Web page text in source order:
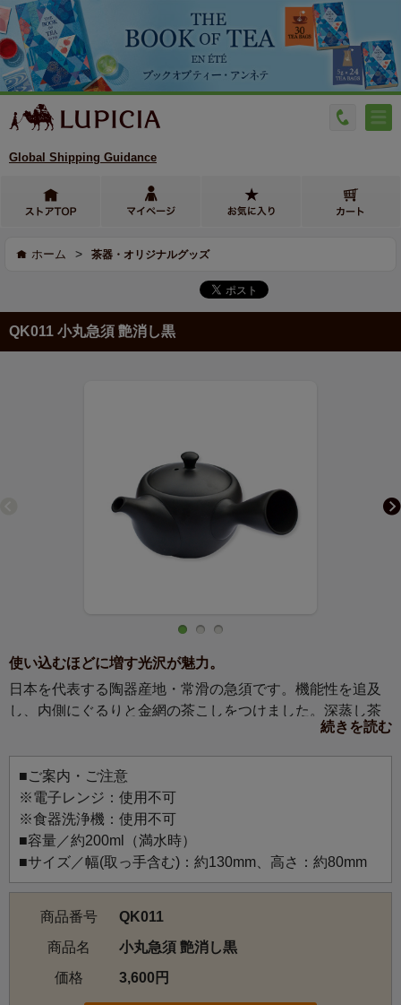
Global Shipping Guidance
ホーム > 茶器・オリジナルグッズ
QK011 小丸急須 艶消し黒
使い込むほどに増す光沢が魅力。
日本を代表する陶器産地・常滑の急須です。機能性を追及
し、内側にぐるりと金網の茶こしをつけました。深蒸し茶
続きを読む
■ご案内・ご注意
※電子レンジ：使用不可
※食器洗浄機：使用不可
■容量／約200ml（満水時）
■サイズ／幅(取っ手含む)：約130mm、高さ：約80mm
商品番号
QK011
商品名
小丸急須 艶消し黒
価格
3,600円